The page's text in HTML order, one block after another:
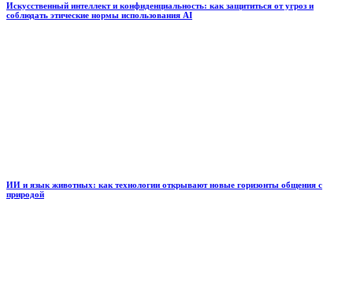
Искусственный интеллект и конфиденциальность: как защититься от угроз и
соблюдать этические нормы использования AI
ИИ и язык животных: как технологии открывают новые горизонты общения с
природой